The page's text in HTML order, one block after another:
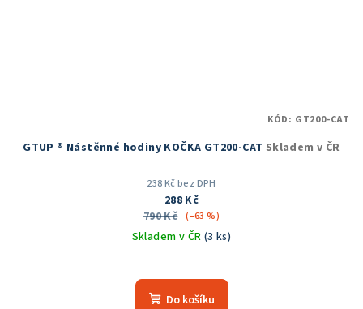
GTUP ® Nástěnné hodiny KOČKA GT200-CAT Skladem v ČR
238 Kč bez DPH
288 Kč
790 Kč (–63 %)
Skladem v ČR (3 ks)
hodnocení
produktu
Do košíku
KÓD: GT200-CAT